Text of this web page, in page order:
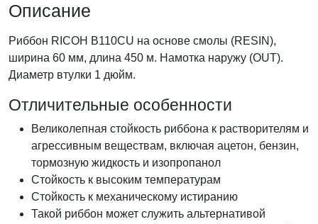
Описание
Риббон RICOH B110CU на основе смолы (RESIN),
ширина 60 мм, длина 450 м. Намотка наружу (OUT).
Диаметр втулки 1 дюйм.
Отличительные особенности
Великолепная стойкость риббона к растворителям и
агрессивным веществам, включая ацетон, бензин,
тормозную жидкость и изопропанол
Стойкость к высоким температурам
Стойкость к механическому истиранию
Такой риббон может служить альтернативой